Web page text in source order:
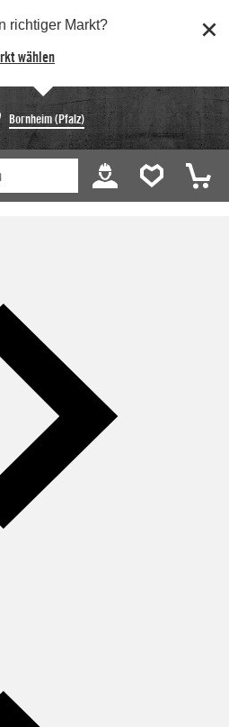
richtiger Markt?
wählen
Bornheim (Pfalz)